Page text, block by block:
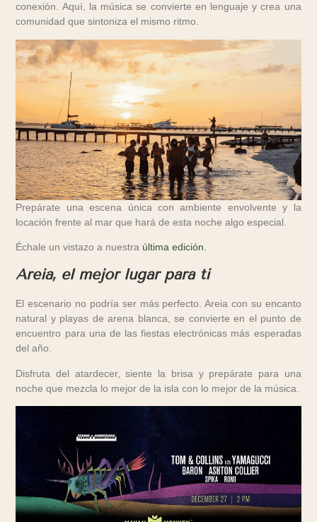
conexión. Aquí, la música se convierte en lenguaje y crea una
comunidad que sintoniza el mismo ritmo.
Prepárate una escena única con ambiente envolvente y la
locación frente al mar que hará de esta noche algo especial.
Échale un vistazo a nuestra última edición.
Areia, el mejor lugar para ti
El escenario no podría ser más perfecto. Areia con su encanto
natural y playas de arena blanca, se convierte en el punto de
encuentro para una de las fiestas electrónicas más esperadas
del año.
Disfruta del atardecer, siente la brisa y prepárate para una
noche que mezcla lo mejor de la isla con lo mejor de la música.